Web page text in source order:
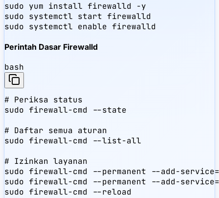
sudo yum install firewalld -y
sudo systemctl start firewalld
sudo systemctl enable firewalld
Perintah Dasar Firewalld
bash
# Periksa status
sudo firewall-cmd --state
# Daftar semua aturan
sudo firewall-cmd --list-all
# Izinkan layanan
sudo firewall-cmd --permanent --add-
sudo firewall-cmd --permanent --add-
sudo firewall-cmd --reload